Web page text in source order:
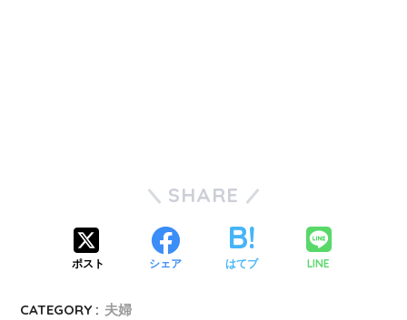
SHARE
ポスト シェア はてブ LINE
CATEGORY : 夫婦